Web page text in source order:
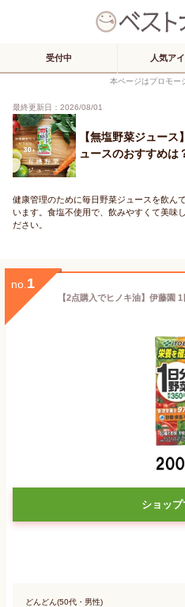
受付中 人気ア
本ページはプロモー
最終更新日：2026/08/01
【無塩野菜ジュー
ュースのおすすめは
健康管理のために毎日野菜ジュースを飲ん
います。食塩不使用で、飲みやすくて美味
ださい。
no. 1
ショップ
どんどん(50代・男性)